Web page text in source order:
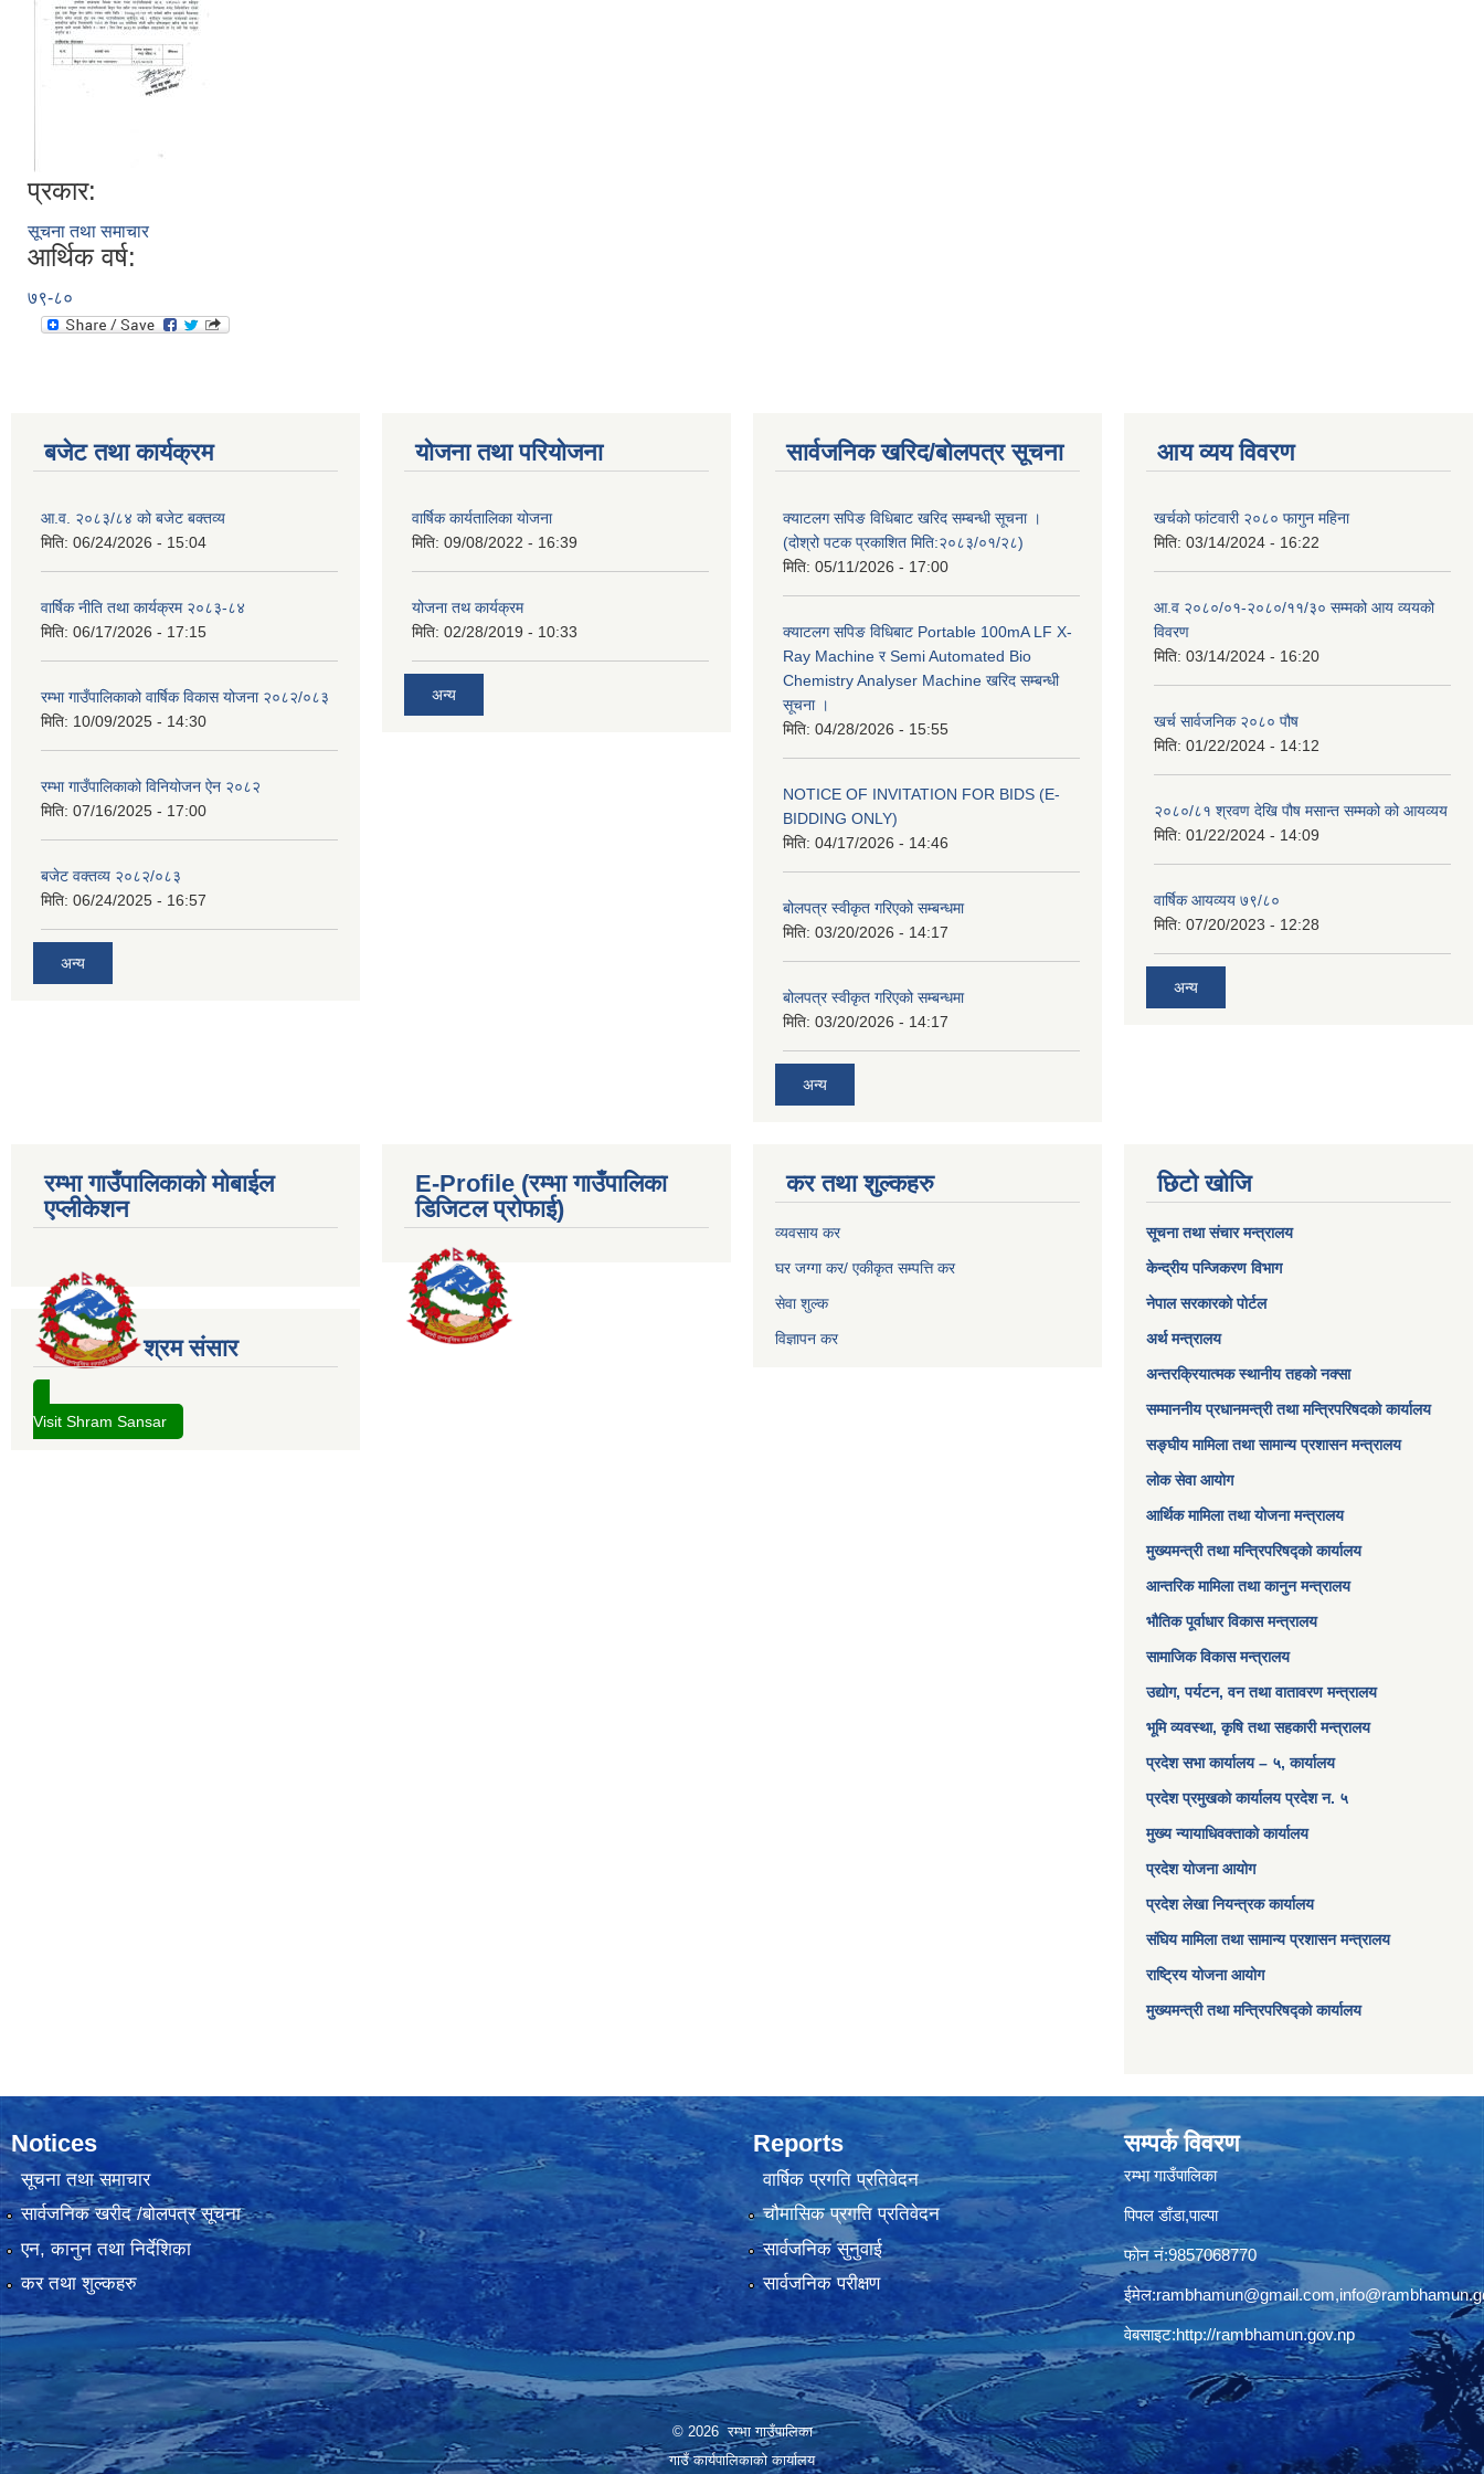
प्रकार:
सूचना तथा समाचार
आर्थिक वर्ष:
७९-८०
बजेट तथा कार्यक्रम
आ.व. २०८३/८४ को बजेट बक्तव्य
मिति: 06/24/2026 - 15:04
वार्षिक नीति तथा कार्यक्रम २०८३-८४
मिति: 06/17/2026 - 17:15
रम्भा गाउँपालिकाको वार्षिक विकास योजना २०८२/०८३
मिति: 10/09/2025 - 14:30
रम्भा गाउँपालिकाको विनियोजन ऐन २०८२
मिति: 07/16/2025 - 17:00
बजेट वक्तव्य २०८२/०८३
मिति: 06/24/2025 - 16:57
अन्य
योजना तथा परियोजना
वार्षिक कार्यतालिका योजना
मिति: 09/08/2022 - 16:39
योजना तथ कार्यक्रम
मिति: 02/28/2019 - 10:33
अन्य
सार्वजनिक खरिद/बोलपत्र सूचना
क्याटलग सपिङ विधिबाट खरिद सम्बन्धी सूचना ।
(दोश्रो पटक प्रकाशित मिति:२०८३/०१/२८)
मिति: 05/11/2026 - 17:00
क्याटलग सपिङ विधिबाट Portable 100mA LF X-
Ray Machine र Semi Automated Bio
Chemistry Analyser Machine खरिद सम्बन्धी
सूचना ।
मिति: 04/28/2026 - 15:55
NOTICE OF INVITATION FOR BIDS (E-
BIDDING ONLY)
मिति: 04/17/2026 - 14:46
बोलपत्र स्वीकृत गरिएको सम्बन्धमा
मिति: 03/20/2026 - 14:17
बोलपत्र स्वीकृत गरिएको सम्बन्धमा
मिति: 03/20/2026 - 14:17
अन्य
आय व्यय विवरण
खर्चको फांटवारी २०८० फागुन महिना
मिति: 03/14/2024 - 16:22
आ.व २०८०/०१-२०८०/११/३० सम्मको आय व्ययको
विवरण
मिति: 03/14/2024 - 16:20
खर्च सार्वजनिक २०८० पौष
मिति: 01/22/2024 - 14:12
२०८०/८१ श्रवण देखि पौष मसान्त सम्मको को आयव्यय
मिति: 01/22/2024 - 14:09
वार्षिक आयव्यय ७९/८०
मिति: 07/20/2023 - 12:28
अन्य
रम्भा गाउँपालिकाको मोबाईल
एप्लीकेशन
श्रम संसार
Visit Shram Sansar
E-Profile (रम्भा गाउँपालिका
डिजिटल प्रोफाई)
कर तथा शुल्कहरु
व्यवसाय कर
घर जग्गा कर/ एकीकृत सम्पत्ति कर
सेवा शुल्क
विज्ञापन कर
छिटो खोजि
सूचना तथा संचार मन्त्रालय
केन्द्रीय पन्जिकरण विभाग
नेपाल सरकारको पोर्टल
अर्थ मन्त्रालय
अन्तरक्रियात्मक स्थानीय तहको नक्सा
सम्माननीय प्रधानमन्त्री तथा मन्त्रिपरिषद‌को कार्यालय
सङ्‍घीय मामिला तथा सामान्य प्रशासन मन्त्रालय
लोक सेवा आयोग
आर्थिक मामिला तथा योजना मन्त्रालय​
मुख्यमन्त्री तथा मन्त्रिपरिषद्को कार्यालय
आन्तरिक मामिला तथा कानुन मन्त्रालय
भौतिक पूर्वाधार विकास मन्त्रालय
सामाजिक विकास मन्त्रालय
उद्योग, पर्यटन, वन तथा वातावरण मन्त्रालय
भूमि व्यवस्था, कृषि तथा सहकारी मन्त्रालय
प्रदेश सभा कार्यालय – ५, कार्यालय
प्रदेश प्रमुखको कार्यालय प्रदेश न. ५
मुख्य न्यायाधिवक्ताको कार्यालय
प्रदेश योजना आयोग
प्रदेश लेखा नियन्त्रक कार्यालय
संघिय मामिला तथा सामान्य प्रशासन मन्त्रालय
राष्ट्रिय योजना आयोग
मुख्यमन्त्री तथा मन्त्रिपरिषद्को कार्यालय
Notices
सूचना तथा समाचार
सार्वजनिक खरीद /बोलपत्र सूचना
एन, कानुन तथा निर्देशिका
कर तथा शुल्कहरु
Reports
वार्षिक प्रगति प्रतिवेदन
चौमासिक प्रगति प्रतिवेदन
सार्वजनिक सुनुवाई
सार्वजनिक परीक्षण
सम्पर्क विवरण
रम्भा गाउँपालिका
पिपल डाँडा,पाल्पा
फोन नं:9857068770
ईमेल:rambhamun@gmail.com,
वेबसाइट:http://rambhamun.gov.np
© 2026 रम्भा गाउँपालिका
गाउँ कार्यपालिकाको कार्यालय